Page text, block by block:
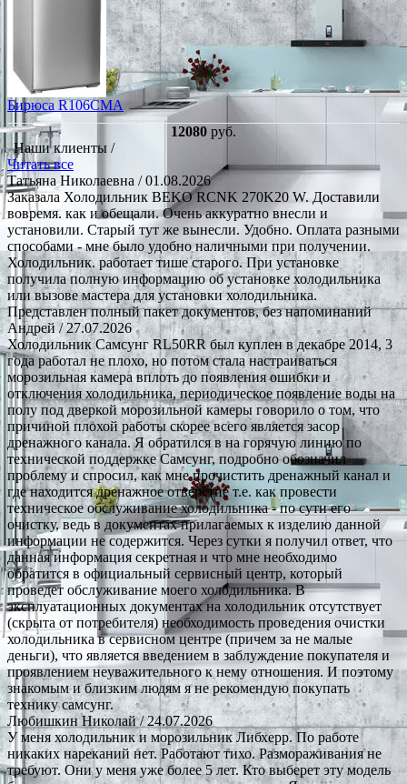
Бирюса R106CMA
12080 руб.
Наши клиенты /
Читать все
Татьяна Николаевна / 01.08.2026
Заказала Холодильник BEKO RCNK 270K20 W. Доставили
вовремя. как и обещали. Очень аккуратно внесли и
установили. Старый тут же вынесли. Удобно. Оплата разными
способами - мне было удобно наличными при получении.
Холодильник. работает тише старого. При установке
получила полную информацию об установке холодильника
или вызове мастера для установки холодильника.
Представлен полный пакет документов, без напоминаний
Андрей/ 27.07.2026
Холодильник Самсунг RL50RR был куплен в декабре 2014, 3
года работал не плохо, но потом стала настраиваться
морозильная камера вплоть до появления ошибки и
отключения холодильника, периодическое появление воды на
полу под дверкой морозильной камеры говорило о том, что
причиной плохой работы скорее всего является засор
дренажного канала. Я обратился в на горячую линию по
технической поддержке Самсунг, подробно обозначил
проблему и спросил, как мне прочистить дренажный канал и
где находится дренажное отверстие т.е. как провести
техническое обслуживание холодильника - по сути его
очистку, ведь в документах прилагаемых к изделию данной
информации не содержится. Через сутки я получил ответ, что
данная информация секретная и что мне необходимо
обратится в официальный сервисный центр, который
проведет обслуживание моего холодильника. В
эксплуатационных документах на холодильник отсутствует
(скрыта от потребителя) необходимость проведения очистки
холодильника в сервисном центре (причем за не малые
деньги), что является введением в заблуждение покупателя и
проявлением неуважительного к нему отношения. И поэтому
знакомым и близким людям я не рекомендую покупать
технику самсунг.
Любишкин Николай/ 24.07.2026
У меня холодильник и морозильник Либхерр. По работе
никаких нареканий нет. Работают тихо. Размораживания не
требуют. Они у меня уже более 5 лет. Кто выберет эту модель